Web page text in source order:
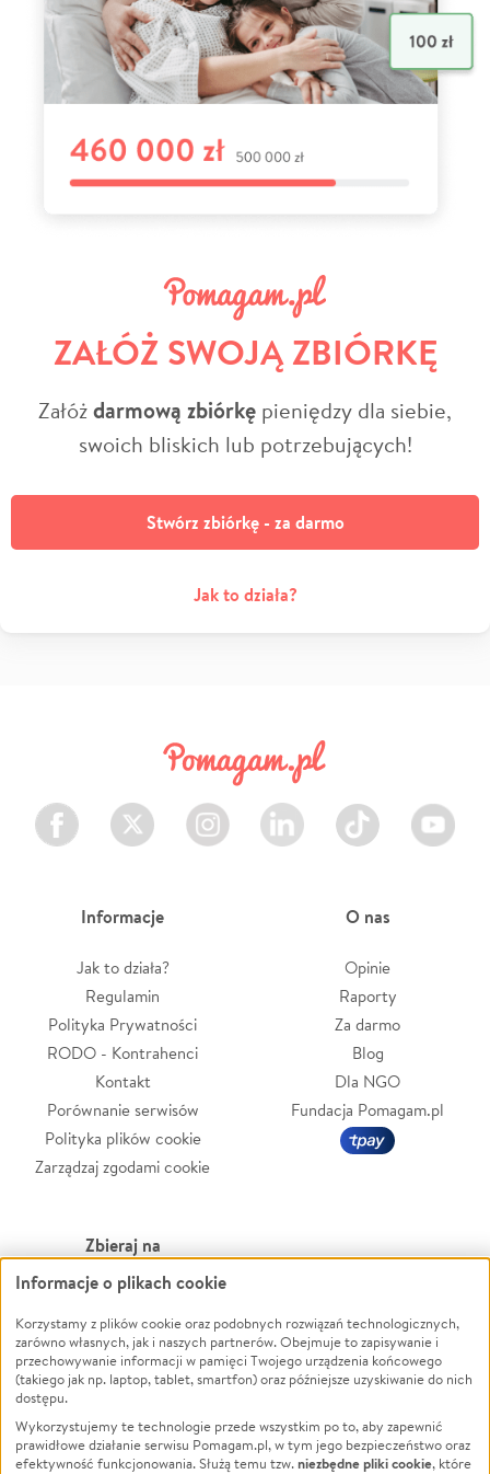
ZAŁÓŻ SWOJĄ ZBIÓRKĘ
Załóżdarmową zbiórkę pieniędzy dla siebie,
swoich bliskich lub potrzebujących!
Stwórz zbiórkę - za darmo
Jak to działa?
Facebook Twitter Instagram LinkedIn TikTok Youtube
Informacje
Jak to działa?
Regulamin
Polityka Prywatności
RODO - Kontrahenci
Kontakt
Porównanie serwisów
Polityka plików cookie
Zarządzaj zgodami cookie
O nas
Opinie
Raporty
Za darmo
Blog
Dla NGO
Fundacja Pomagam.pl
Zbieraj na
Leczenie
Zwierzęta
Pożar
Ukraina
Pomoc Finansowa
Projekty
Powódź
Wichura
NGO
Edukacja
Podróż
Informacje o plikach cookie
Korzystamy z plików cookie oraz podobnych rozwiązań technologicznych,
zarówno własnych, jak i naszych partnerów. Obejmuje to zapisywanie i
przechowywanie informacji w pamięci Twojego urządzenia końcowego
(takiego jak np. laptop, tablet, smartfon) oraz późniejsze uzyskiwanie do nich
dostępu.
Wykorzystujemy te technologie przede wszystkim po to, aby zapewnić
prawidłowe działanie serwisu Pomagam.pl, w tym jego bezpieczeństwo oraz
efektywność funkcjonowania. Służą temu tzw.niezbędne pliki cookie, które